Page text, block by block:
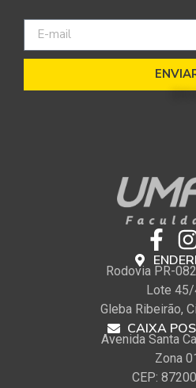
Rodovia PR-
Lote
Gleba Ribeirão,
CAIXA
Avenida Santa
Zona 01
CEP: